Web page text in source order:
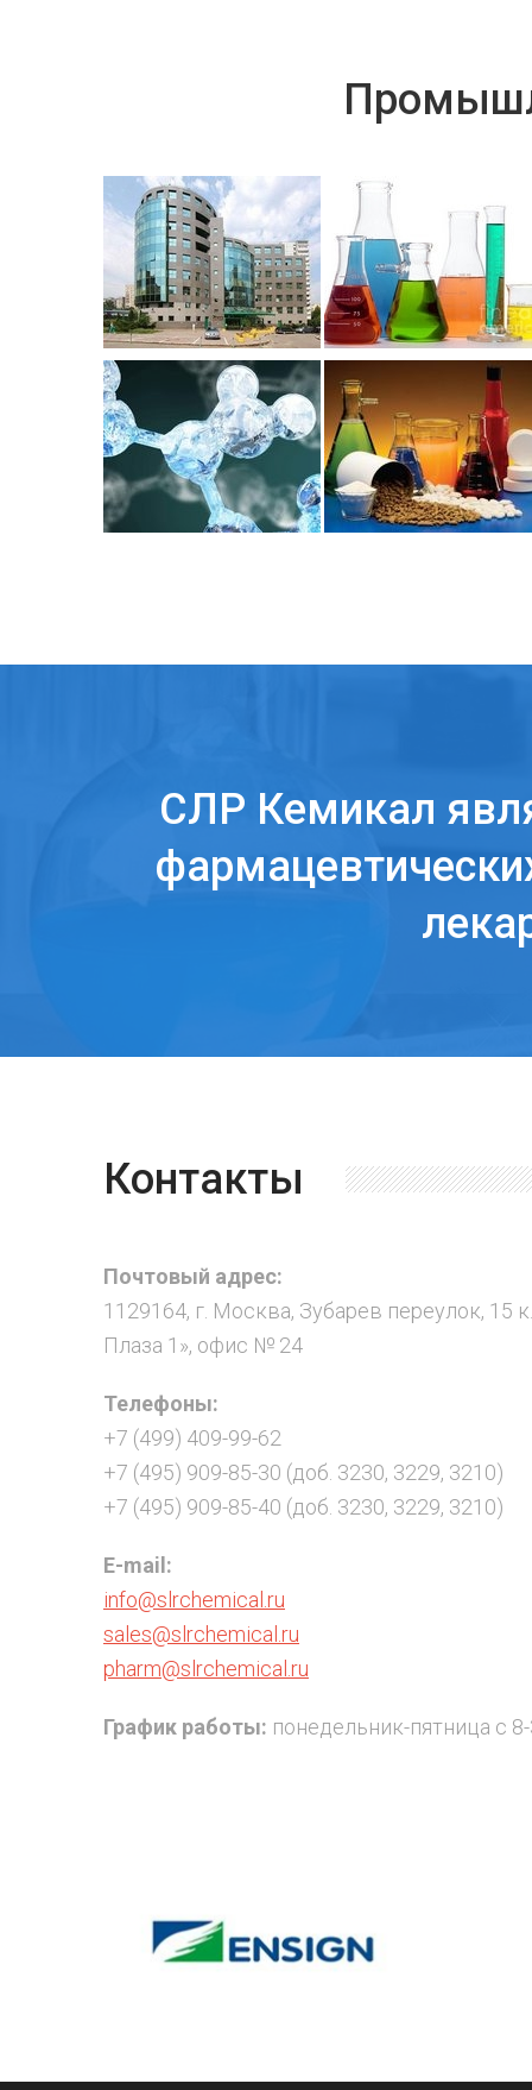
СЛР Кемикал
Контакты
Почтовый адрес:
1129164, г. Москва, Зубарев переулок, 15
Плаза 1», офис № 24
Телефоны:
+7 (499) 409-99-62
+7 (495) 909-85-30 (доб. 3230, 3229, 3210)
+7 (495) 909-85-40 (доб. 3230, 3229, 3210)
E-mail:
info@slrchemical.ru
sales@slrchemical.ru
pharm@slrchemical.ru
График работы: понедельник-пятница с